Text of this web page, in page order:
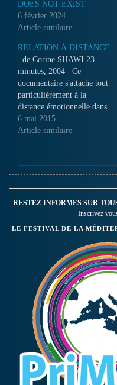
DOES NOT EXIST
6 février 2024
Article similaire
RELATION À DISTANCE
de Corine SHAWI 23
minutes, 2004 Ce
documentaire s'attache tout
particulièrement à la
distance émotionnelle dans
une relation durant une
période éphémère de
de la vie de l'autre que l'on
tente absolument de
récupérer... Mais peut-on
récupérer ce que…
6 mai 2015
Article similaire
RESTEZ INFORMES SUR
Inscrivez
LE FESTIVAL DE LA